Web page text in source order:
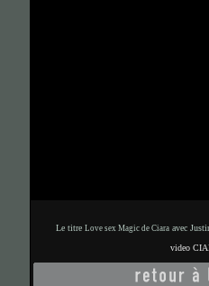
Le titre Love sex Magic de Ciara avec
video